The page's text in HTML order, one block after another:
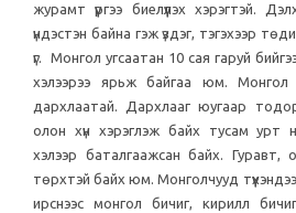
журамт үүргээ биелүүлэх хэрэгтэй.
үндэстэн байна гэж үздэг, тэгэхээр
үг. Монгол угсаатан 10 сая гаруй
хэлээрээ ярьж байгаа юм. Монгол
дархлаатай. Дархлааг юугаар
олон хүн хэрэглэж байх тусам урт
хэлээр баталгаажсан байх. Гуравт,
төрхтэй байх юм. Монголчууд
ирснээс монгол бичиг, кирилл